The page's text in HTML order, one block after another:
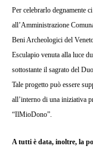
Per celebrarlo degnamente
all’Amministrazione
Beni Archeologici del
Esculapio venuta alla luce
sottostante il sagrato del
Tale progetto può essere
all’interno di una iniziativa
“IlMioDono”.
A tutti è data, inoltre, la